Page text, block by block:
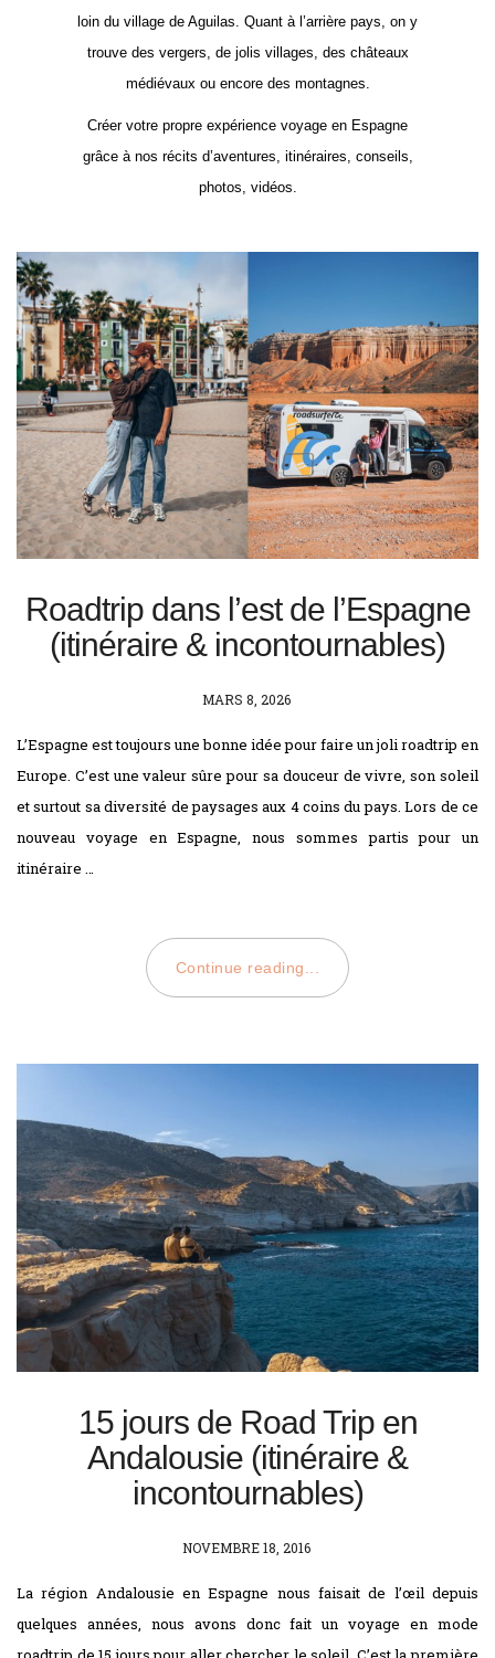
loin du village de Aguilas. Quant à l’arrière pays, on y
trouve des vergers, de jolis villages, des châteaux
médiévaux ou encore des montagnes.
Créer votre propre expérience voyage en Espagne
grâce à nos récits d’aventures, itinéraires, conseils,
photos, vidéos.
Roadtrip dans l’est de l’Espagne
(itinéraire & incontournables)
POSTED
MARS 8, 2026
L’Espagne est toujours une bonne idée pour faire un joli roadtrip en
Europe. C’est une valeur sûre pour sa douceur de vivre, son soleil
et surtout sa diversité de paysages aux 4 coins du pays. Lors de ce
nouveau voyage en Espagne, nous sommes partis pour un
itinéraire …
Continue reading...
15 jours de Road Trip en
Andalousie (itinéraire &
incontournables)
POSTED
NOVEMBRE 18, 2016
La région Andalousie en Espagne nous faisait de l’œil depuis
quelques années, nous avons donc fait un voyage en mode